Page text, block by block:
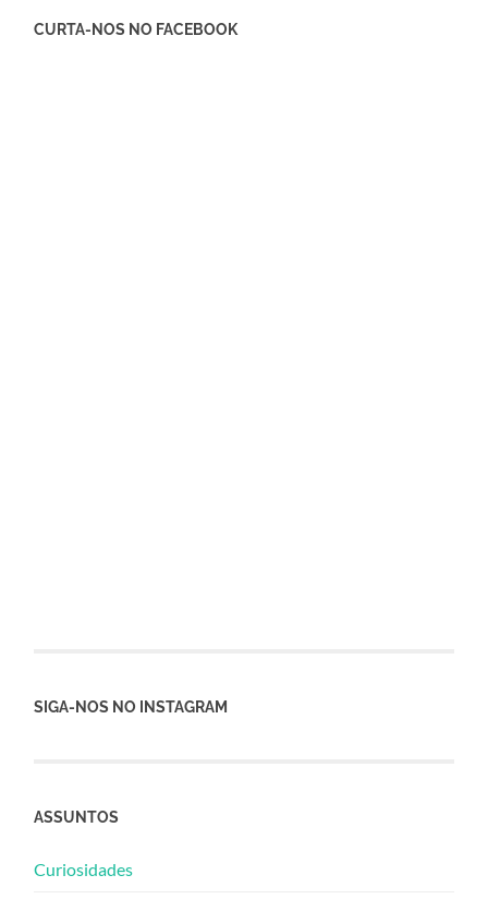
CURTA-NOS NO FACEBOOK
SIGA-NOS NO INSTAGRAM
ASSUNTOS
Curiosidades